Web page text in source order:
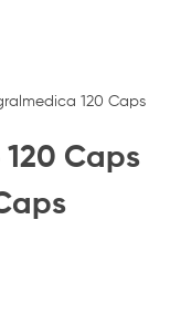
120 Caps
Caps